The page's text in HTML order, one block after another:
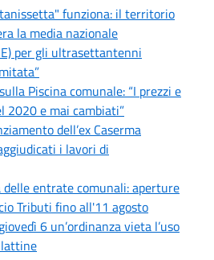
funziona: il territorio
la media nazionale
per gli ultrasettantenni
Piscina comunale: “I prezzi e
2020 e mai cambiati”
dell’ex Caserma
i lavori di
entrate comunali: aperture
Tributi fino all'11 agosto
6 un’ordinanza vieta l’uso